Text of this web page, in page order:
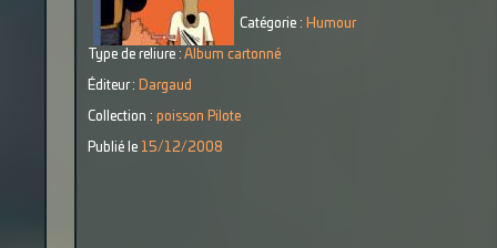
Catégorie : Humour
Type de reliure : Album cartonné
Éditeur : Dargaud
Collection : poisson Pilote
Publié le 15/12/2008